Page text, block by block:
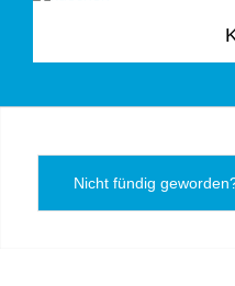
Nicht fündig